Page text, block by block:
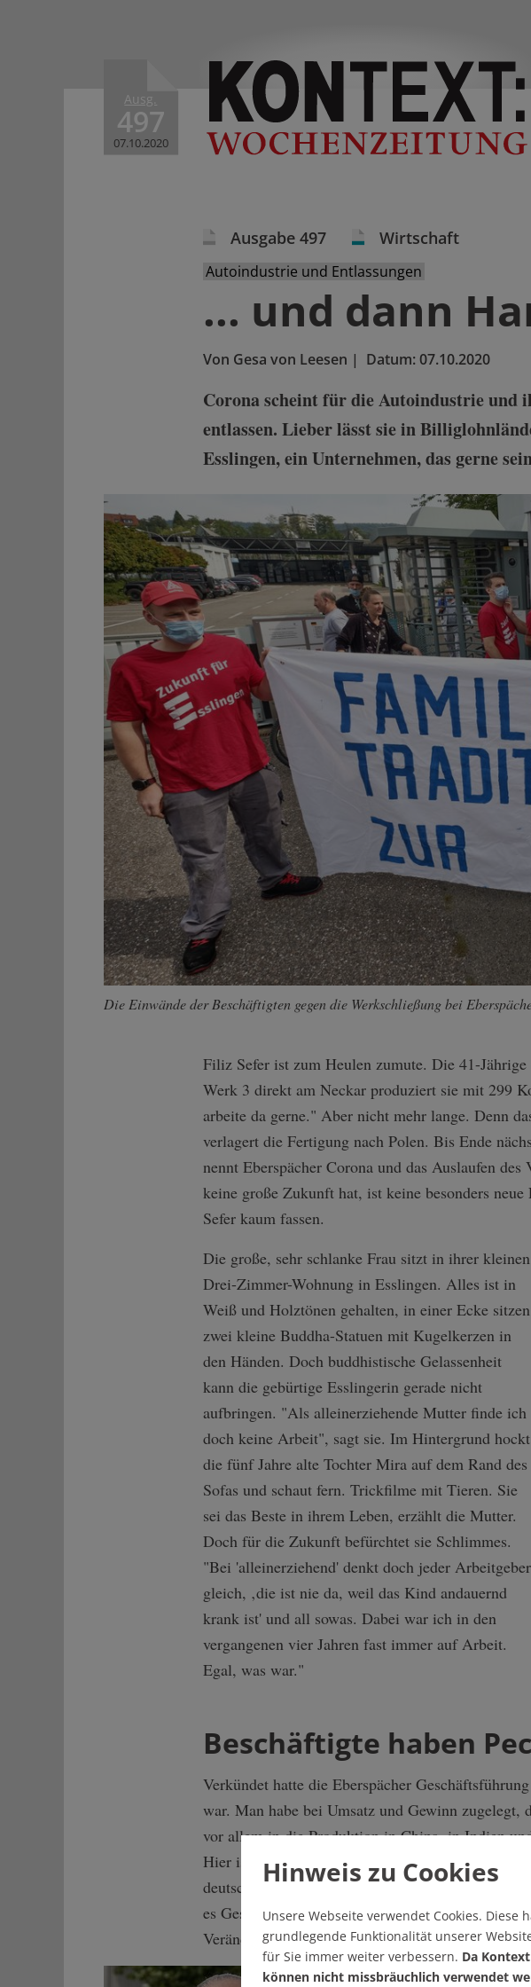
Ausg.
497
07.10.2020
Ausgabe 497 Wirtschaft
Autoindustrie und Entlassungen
... und dann
Von Gesa von Leesen | Datum:07.10.2020
Corona scheint für die Autoindustrie und
entlassen. Lieber lässt sie in
Esslingen, ein Unternehmen, das gerne
Die Einwände der Beschäftigten gegen die Werkschließung bei
Filiz Sefer ist zum Heulen zumute. Die 41-
Werk 3 direkt am Neckar produziert sie mit 299
arbeite da gerne." Aber nicht mehr lange. Denn
verlagert die Fertigung nach Polen. Bis Ende
nennt Eberspächer Corona und das Auslaufen
keine große Zukunft hat, ist keine besonders
Sefer kaum fassen.
Die große, sehr schlanke Frau sitzt in ihrer kleinen
Drei-Zimmer-Wohnung in Esslingen. Alles ist in
Weiß und Holztönen gehalten, in einer Ecke sitzen
zwei kleine Buddha-Statuen mit Kugelkerzen in
den Händen. Doch buddhistische Gelassenheit
kann die gebürtige Esslingerin gerade nicht
aufbringen. "Als alleinerziehende Mutter finde ich
doch keine Arbeit", sagt sie. Im Hintergrund hockt
die fünf Jahre alte Tochter Mira auf dem Rand des
Sofas und schaut fern. Trickfilme mit Tieren. Sie
sei das Beste in ihrem Leben, erzählt die Mutter.
Doch für die Zukunft befürchtet sie Schlimmes.
"Bei 'alleinerziehend' denkt doch jeder Arbeitgeber
gleich, ‚die ist nie da, weil das Kind andauernd
krank ist' und all sowas. Dabei war ich in den
vergangenen vier Jahren fast immer auf Arbeit.
Egal, was war."
Beschäftigte haben
Verkündet hatte die Eberspächer
war. Man habe bei Umsatz und Gewinn
vor allem in die Produktion in China, in Indien
Hier ist es dem Familienunternehmen zu teuer.
deutschen Produktionsstandorte stehen im
es Geschäftsführer Martin Peters in der Bilanz-
Veränderungen", dass der Standort
Hinweis zu Cookies
Unsere Webseite verwendet Cookies. Diese
grundlegende Funktionalität unserer
für Sie immer weiter verbessern. Da
können nicht missbräuchlich verwendet